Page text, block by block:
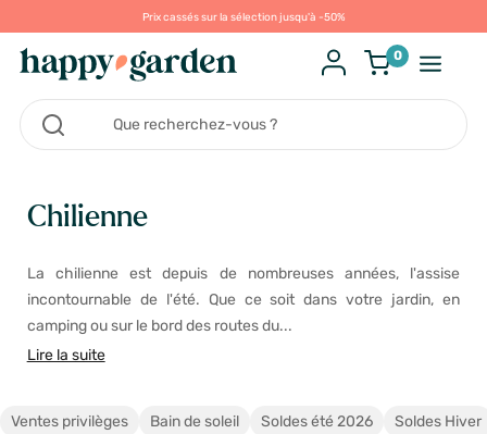
Prix cassés sur la sélection jusqu'à -50%
0
Chilienne
La chilienne est depuis de nombreuses années, l'assise
incontournable de l'été. Que ce soit dans votre jardin, en
camping ou sur le bord des routes du...
Lire la suite
Ventes privilèges Bain de soleil Soldes été 2026 Soldes Hiver